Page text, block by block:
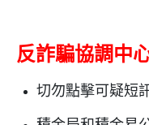
反詐騙協調中
切勿點擊可疑短